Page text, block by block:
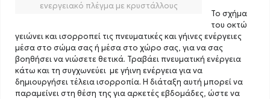
ενεργειακό πλέγμα με κρυστάλλους
Το σχήμα
του οκτώ
γειώνει και ισορροπεί τις πνευματικές και γήινες ενέργειες
μέσα στο σώμα σας ή μέσα στο χώρο σας, για να σας
βοηθήσει να νιώσετε θετικά. Τραβάει πνευματική ενέργεια
κάτω και τη συγχωνεύει με γήινη ενέργεια για να
δημιουργήσει τέλεια ισορροπία. Η διάταξη αυτή μπορεί να
παραμείνει στη θέση της για αρκετές εβδομάδες, ώστε να